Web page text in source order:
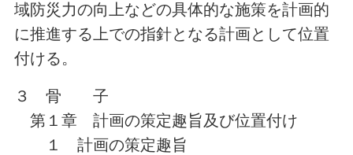
域防災力の向上などの具体的な施策を計画的
に推進する上での指針となる計画として位置
付ける。
３ 骨 子
第１章 計画の策定趣旨及び位置付け
１ 計画の策定趣旨